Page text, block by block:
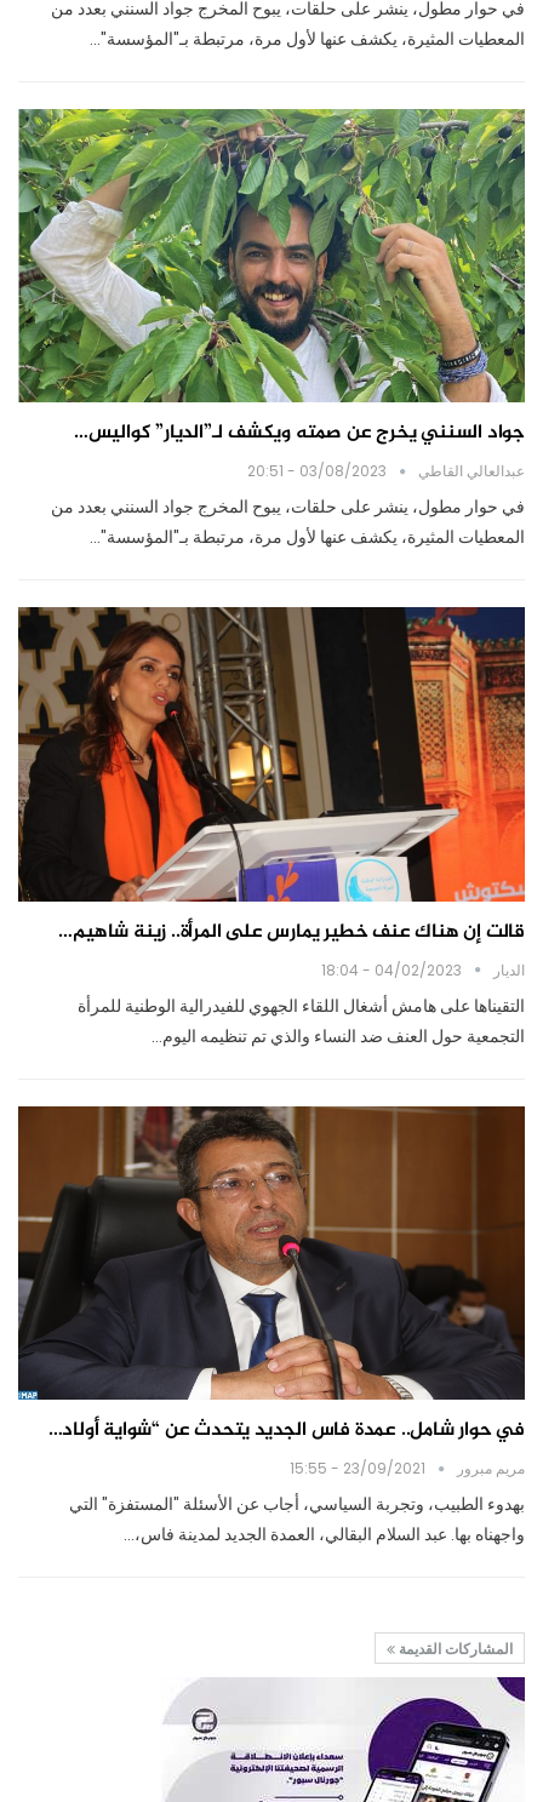
في حوار مطول، ينشر على حلقات، يبوح المخرج جواد السنني بعدد من
المعطيات المثيرة، يكشف عنها لأول مرة، مرتبطة بـ"المؤسسة"…
جواد السنني يخرج عن صمته ويكشف لـ”الديار” كواليس…
عبدالعالي القاطي 03/08/2023 - 20:51
في حوار مطول، ينشر على حلقات، يبوح المخرج جواد السنني بعدد من
المعطيات المثيرة، يكشف عنها لأول مرة، مرتبطة بـ"المؤسسة"…
قالت إن هناك عنف خطير يمارس على المرأة.. زينة شاهيم…
الديار 04/02/2023 - 18:04
التقيناها على هامش أشغال اللقاء الجهوي للفيدرالية الوطنية للمرأة
التجمعية حول العنف ضد النساء والذي تم تنظيمه اليوم…
في حوار شامل.. عمدة فاس الجديد يتحدث عن “شواية أولاد…
مريم مبرور 23/09/2021 - 15:55
بهدوء الطبيب، وتجربة السياسي، أجاب عن الأسئلة "المستفزة" التي
واجهناه بها. عبد السلام البقالي، العمدة الجديد لمدينة فاس،…
المشاركات القديمة